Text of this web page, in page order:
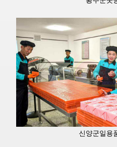
신양군일용